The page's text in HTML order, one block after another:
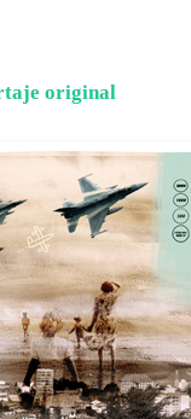
original